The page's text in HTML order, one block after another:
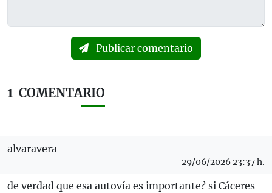
Publicar comentario
1 COMENTARIO
alvaravera
29/06/2026 23:37 h.
de verdad que esa autovía es importante? si Cáceres